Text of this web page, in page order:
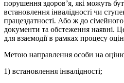
порушення здоров’я, які можуть
встановлення інвалідності чи
працездатності. Або ж до сімейного
документи та обстеження наявні.
для взаємодії в рамках процесу
Метою направлення особи на
1) встановлення інвалідності;